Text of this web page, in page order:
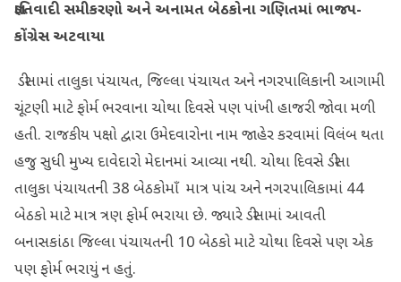
જ્ઞાતિવાદી સમીકરણો અને અનામત બેઠકોના ગણિતમાં ભાજપ-
કોંગ્રેસ અટવાયા
​ ડીસામાં તાલુકા પંચાયત, જિલ્લા પંચાયત અને નગરપાલિકાની આગામી
ચૂંટણી માટે ફોર્મ ભરવાના ચોથા દિવસે પણ પાંખી હાજરી જોવા મળી
હતી. રાજકીય પક્ષો દ્વારા ઉમેદવારોના નામ જાહેર કરવામાં વિલંબ થતા
હજુ સુધી મુખ્ય દાવેદારો મેદાનમાં આવ્યા નથી. ચોથા દિવસે ડીસા
તાલુકા પંચાયતની 38 બેઠકોમાઁ માત્ર પાંચ અને નગરપાલિકામાં 44
બેઠકો માટે માત્ર ત્રણ ફોર્મ ભરાયા છે. જ્યારે ડીસામાં આવતી
બનાસકાંઠા જિલ્લા પંચાયતની 10 બેઠકો માટે ચોથા દિવસે પણ એક
પણ ફોર્મ ભરાયું ન હતું.